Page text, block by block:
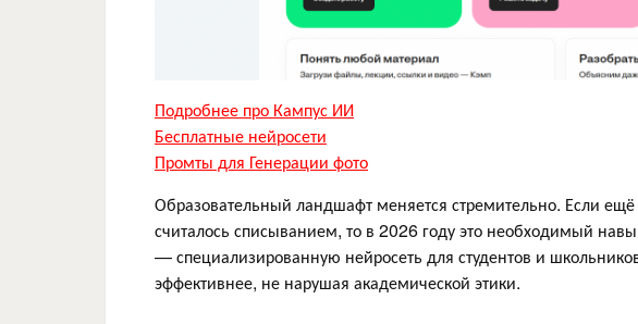
Подробнее про Кампус ИИ
Бесплатные нейросети
Промты для Генерации фото
Образовательный ландшафт меняется стремительно. Если
считалось списыванием, то в 2026 году это необходимый
— специализированную нейросеть для студентов и
эффективнее, не нарушая академической этики.